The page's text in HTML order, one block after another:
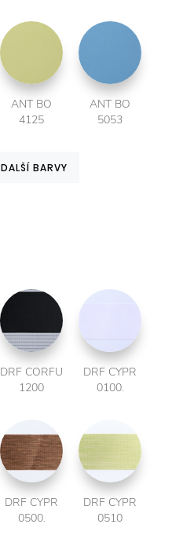
ANT BO
4125
ANT BO
5053
DALŠÍ BARVY
DRF CORFU
1200
DRF CYPR
0100.
DRF CYPR
0500.
DRF CYPR
0510